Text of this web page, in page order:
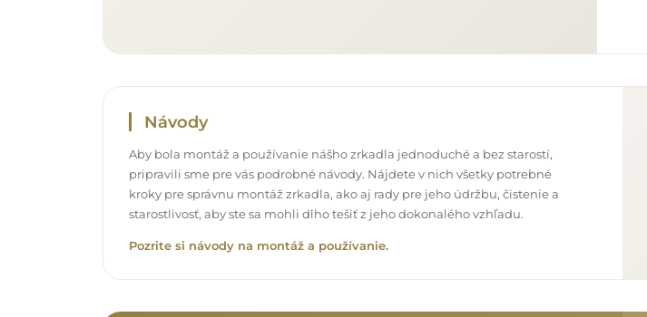
Návody
Aby bola montáž a používanie nášho zrkadla jednoduché a bez starostí,
pripravili sme pre vás podrobné návody. Nájdete v nich všetky potrebné
kroky pre správnu montáž zrkadla, ako aj rady pre jeho údržbu, čistenie a
starostlivosť, aby ste sa mohli dlho tešiť z jeho dokonalého vzhľadu.
Pozrite si návody na montáž a používanie.